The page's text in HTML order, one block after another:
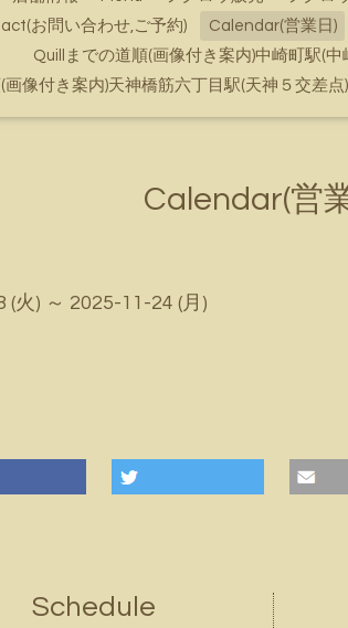
お問い合わせ,ご予約)
Calendar(営業日)
Quillまでの道順(画像付き案内)中崎町駅(
画像付き案内)天神橋筋六丁目駅(天神５交差点
Calendar(営
(火) ～ 2025-11-24 (月)
Schedule